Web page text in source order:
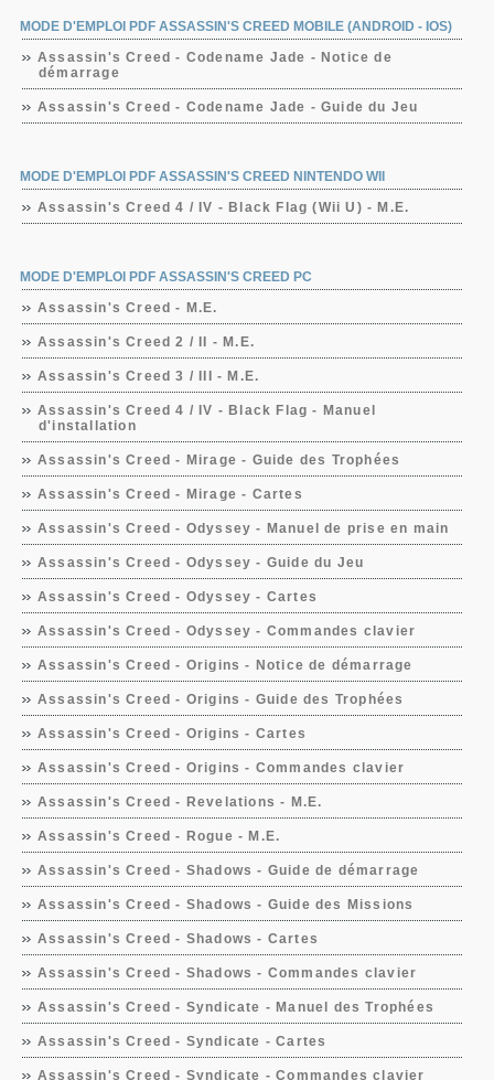
MODE D'EMPLOI PDF ASSASSIN'S CREED MOBILE (ANDROID - IOS)
Assassin's Creed - Codename Jade - Notice de
démarrage
Assassin's Creed - Codename Jade - Guide du Jeu
MODE D'EMPLOI PDF ASSASSIN'S CREED NINTENDO WII
Assassin's Creed 4 / IV - Black Flag (Wii U) - M.E.
MODE D'EMPLOI PDF ASSASSIN'S CREED PC
Assassin's Creed - M.E.
Assassin's Creed 2 / II - M.E.
Assassin's Creed 3 / III - M.E.
Assassin's Creed 4 / IV - Black Flag - Manuel
d'installation
Assassin's Creed - Mirage - Guide des Trophées
Assassin's Creed - Mirage - Cartes
Assassin's Creed - Odyssey - Manuel de prise en main
Assassin's Creed - Odyssey - Guide du Jeu
Assassin's Creed - Odyssey - Cartes
Assassin's Creed - Odyssey - Commandes clavier
Assassin's Creed - Origins - Notice de démarrage
Assassin's Creed - Origins - Guide des Trophées
Assassin's Creed - Origins - Cartes
Assassin's Creed - Origins - Commandes clavier
Assassin's Creed - Revelations - M.E.
Assassin's Creed - Rogue - M.E.
Assassin's Creed - Shadows - Guide de démarrage
Assassin's Creed - Shadows - Guide des Missions
Assassin's Creed - Shadows - Cartes
Assassin's Creed - Shadows - Commandes clavier
Assassin's Creed - Syndicate - Manuel des Trophées
Assassin's Creed - Syndicate - Cartes
Assassin's Creed - Syndicate - Commandes clavier